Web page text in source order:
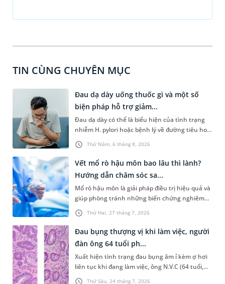
TIN CÙNG CHUYÊN MỤC
Thứ Năm, 6 tháng 8, 2026
Đau dạ dày uống thuốc gì và một số
biện pháp hỗ trợ giảm...
Đau dạ dày có thể là biểu hiện của tình trạng
nhiễm H. pylori hoặc bệnh lý về đường tiêu hoá
khác. Dựa theo nguyên nhân cụ thể, bác sĩ sẽ
cân nhắc chỉ định phương pháp điều trị, loại
thuốc giảm đau phù hợp. Nếu chưa biết người
bị đau dạ dày uống thuốc gì, bạn đọc có thể
tham khảo thông tin trong bài viết sau.
Thứ Hai, 27 tháng 7, 2026
Vết mổ rò hậu môn bao lâu thì lành?
Hướng dẫn chăm sóc sa...
Mổ rò hậu môn là giải pháp điều trị hiệu quả và
giúp phòng tránh những biến chứng nghiêm
trọng do căn bệnh này gây ra. Người bệnh
thường khá lo lắng trước khi mổ và có chung
một thắc mắc là “vết mổ rò hậu môn bao lâu thì
lành”. Bài viết dưới đây là câu trả lời chi tiết và
một số hướng dẫn về cách cách sóc sau phẫu
thuật giúp người bệnh sớm hồi phục.
Thứ Sáu, 24 tháng 7, 2026
Đau bụng thượng vị khi làm việc, người
đàn ông 64 tuổi ph...
Xuất hiện tình trạng đau bụng âm ỉ kèm ợ hơi
liên tục khi đang làm việc, ông N.V.C (64 tuổi,
Hà Nội) đến bệnh viện thăm khám và bất ngờ